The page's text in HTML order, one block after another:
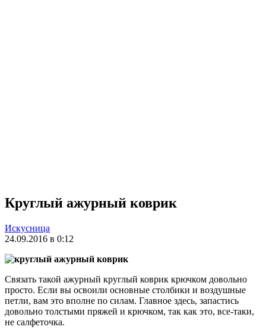
Круглый ажурный коврик
Искусница
24.09.2016 в 0:12
Связать такой ажурный круглый коврик крючком довольно
просто. Если вы освоили основные столбики и воздушные
петли, вам это вполне по силам. Главное здесь, запастись
довольно толстыми пряжей и крючком, так как это, все-таки,
не салфеточка.